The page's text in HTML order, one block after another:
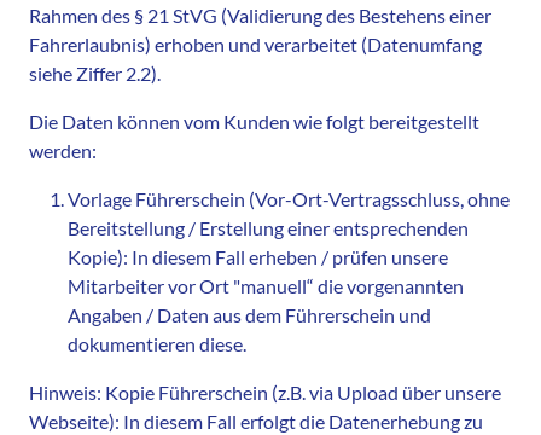
Rahmen des § 21 StVG (Validierung des Bestehens einer
Fahrerlaubnis) erhoben und verarbeitet (Datenumfang
siehe Ziffer 2.2).
Die Daten können vom Kunden wie folgt bereitgestellt
werden:
Vorlage Führerschein (Vor-Ort-Vertragsschluss, ohne
Bereitstellung / Erstellung einer entsprechenden
Kopie): In diesem Fall erheben / prüfen unsere
Mitarbeiter vor Ort "manuell“ die vorgenannten
Angaben / Daten aus dem Führerschein und
dokumentieren diese.
Hinweis: Kopie Führerschein (z.B. via Upload über unsere
Webseite): In diesem Fall erfolgt die Datenerhebung zu